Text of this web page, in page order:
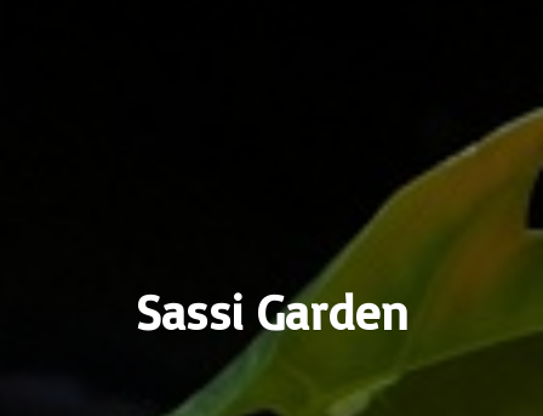
Sassi Garden